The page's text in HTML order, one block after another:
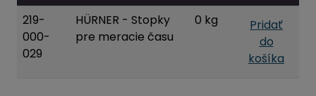
219-
000-
029
HÜRNER - Stopky
pre meracie času
0 kg
Pridať
do
košíka